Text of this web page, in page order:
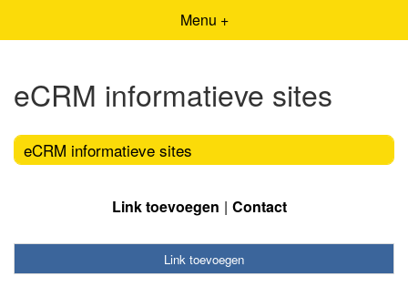
Menu +
eCRM informatieve sites
eCRM informatieve sites
Link toevoegen Contact
Link toevoegen